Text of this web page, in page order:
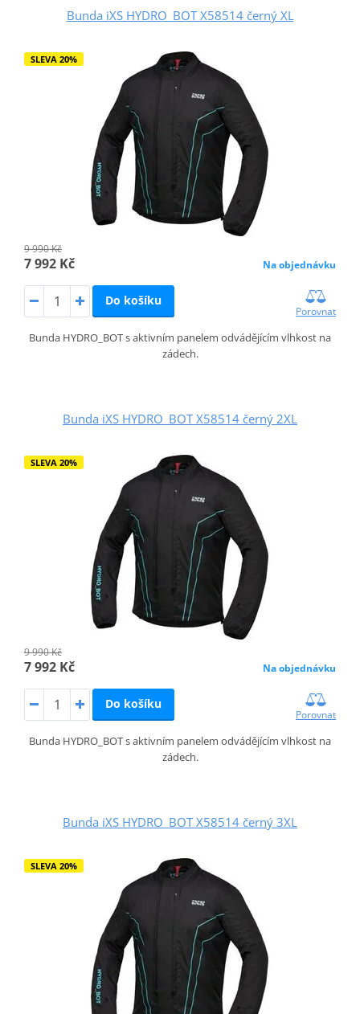
Bunda iXS HYDRO_BOT X58514 černý XL
SLEVA 20%
9 990 Kč
7 992 Kč Na objednávku
Do košíku
Porovnat
Bunda HYDRO_BOT s aktivním panelem odvádějícím vlhkost na
zádech.
Bunda iXS HYDRO_BOT X58514 černý 2XL
SLEVA 20%
9 990 Kč
7 992 Kč Na objednávku
Do košíku
Porovnat
Bunda HYDRO_BOT s aktivním panelem odvádějícím vlhkost na
zádech.
Bunda iXS HYDRO_BOT X58514 černý 3XL
SLEVA 20%